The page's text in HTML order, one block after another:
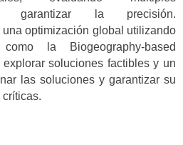
garantizar la precisión.
optimización global utilizando
la Biogeography-based
soluciones factibles y un
las soluciones y garantizar su